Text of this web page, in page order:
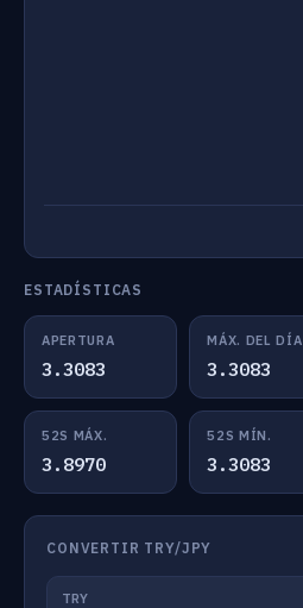
ESTADÍSTICAS
APERTURA
3.3083
MÁX. DEL DÍA
3.3083
52S MÁX.
3.8970
52S MÍN.
3.3083
CONVERTIR TRY/JPY
TRY